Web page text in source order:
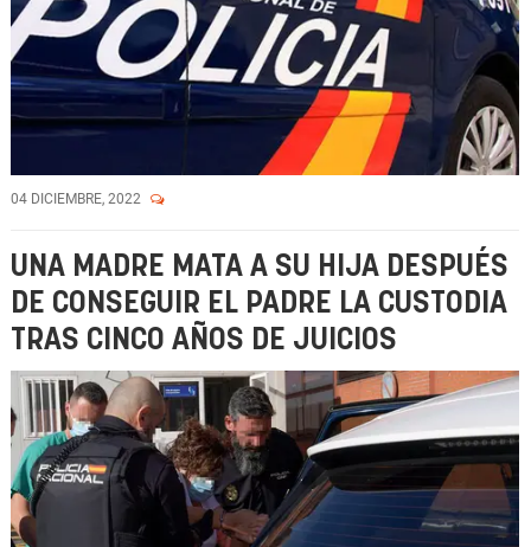
04 DICIEMBRE, 2022
UNA MADRE MATA A SU HIJA DESPUÉS
DE CONSEGUIR EL PADRE LA CUSTODIA
TRAS CINCO AÑOS DE JUICIOS